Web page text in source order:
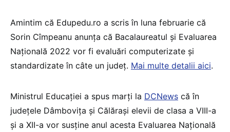
Amintim că Edupedu.ro a scris în luna februarie că
Sorin Cîmpeanu anunța că Bacalaureatul și Evaluarea
Națională 2022 vor fi evaluări computerizate și
standardizate în câte un județ. Mai multe detalii aici.
Ministrul Educației a spus marți la DCNews că în
județele Dâmbovița și Călărași elevii de clasa a VIII-a
și a XII-a vor susține anul acesta Evaluarea Națională